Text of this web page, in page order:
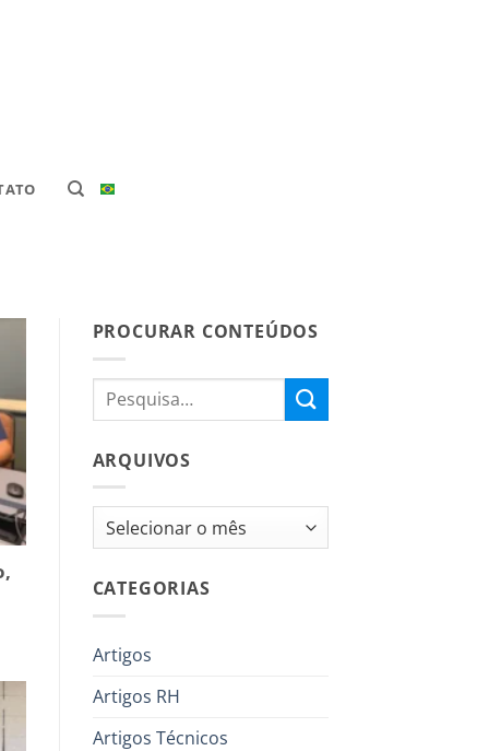
PROCURAR CONTEÚDOS
ARQUIVOS
Arquivos
CATEGORIAS
Artigos
Artigos RH
Artigos Técnicos